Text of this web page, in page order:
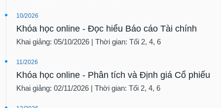
10/2026
Khóa học online - Đọc hiểu Báo cáo Tài chính
Khai giảng: 05/10/2026 | Thời gian: Tối 2, 4, 6
11/2026
Khóa học online - Phân tích và Định giá Cổ phiếu
Khai giảng: 02/11/2026 | Thời gian: Tối 2, 4, 6